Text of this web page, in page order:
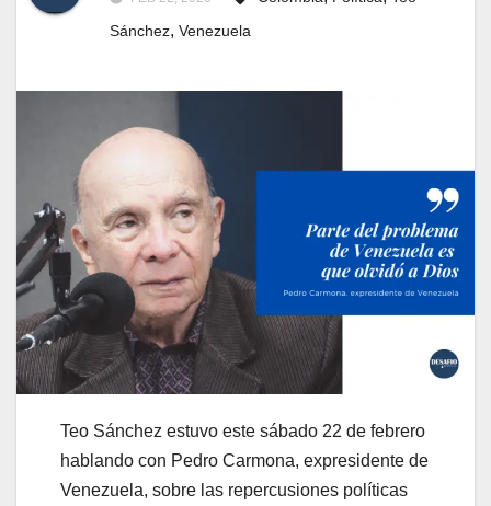
Sánchez, Venezuela
Teo Sánchez estuvo este sábado 22 de febrero
hablando con Pedro Carmona, expresidente de
Venezuela, sobre las repercusiones políticas